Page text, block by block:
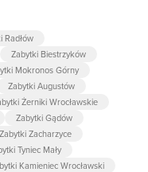
Radłów
Zabytki Biestrzyków
Mokronos Górny
Zabytki Augustów
Żerniki Wrocławskie
Zabytki Gądów
Zabytki Zacharzyce
Tyniec Mały
Kamieniec Wrocławski